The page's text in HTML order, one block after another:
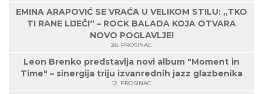
EMINA ARAPOVIĆ SE VRAĆA U VELIKOM STILU: „TKO
TI RANE LIJEČI“ – ROCK BALADA KOJA OTVARA
NOVO POGLAVLJE!
26. PROSINAC
Leon Brenko predstavlja novi album "Moment in
Time" – sinergija triju izvanrednih jazz glazbenika
12. PROSINAC